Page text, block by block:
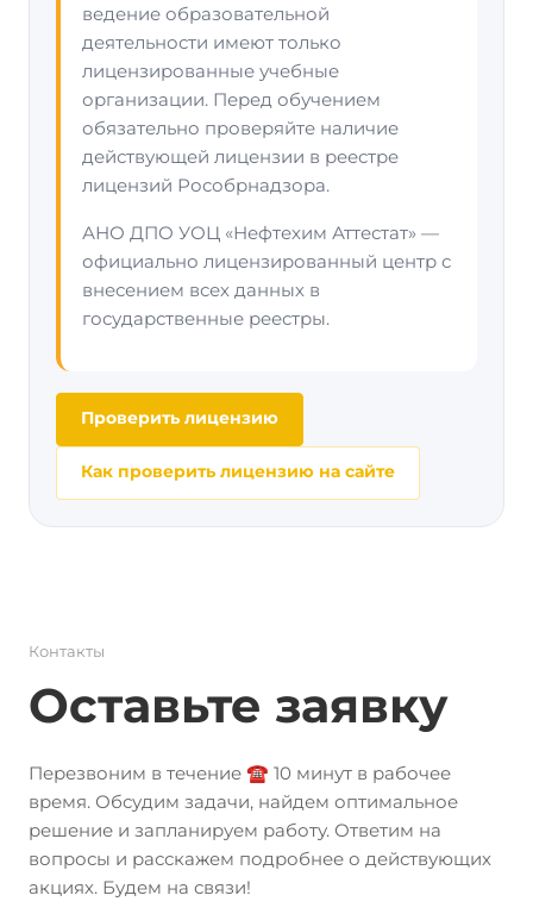
ведение образовательной
деятельности имеют только
лицензированные учебные
организации. Перед обучением
обязательно проверяйте наличие
действующей лицензии в реестре
лицензий Рособрнадзора.
АНО ДПО УОЦ «Нефтехим Аттестат» —
официально лицензированный центр с
внесением всех данных в
государственные реестры.
Проверить лицензию
Как проверить лицензию на сайте
Контакты
Оставьте заявку
Перезвоним в течение ☎️ 10 минут в рабочее
время. Обсудим задачи, найдем оптимальное
решение и запланируем работу. Ответим на
вопросы и расскажем подробнее о действующих
акциях. Будем на связи!